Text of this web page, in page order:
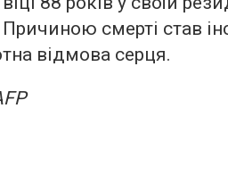
Причиною смерті став
відмова серця.